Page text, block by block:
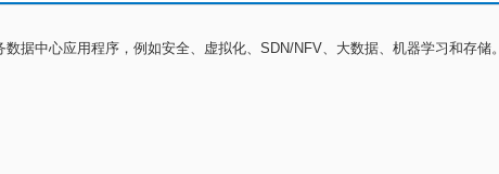
据中心应用程序，例如安全、虚拟化、SDN/NFV、大数据、机器学习和存储。